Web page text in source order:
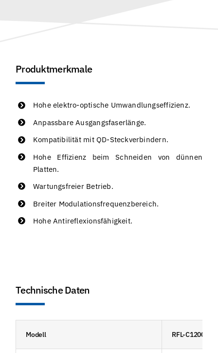
Produktmerkmale
Hohe elektro-optische Umwandlungseffizienz.
Anpassbare Ausgangsfaserlänge.
Kompatibilität mit QD-Steckverbindern.
Hohe Effizienz beim Schneiden von dünnen
Platten.
Wartungsfreier Betrieb.
Breiter Modulationsfrequenzbereich.
Hohe Antireflexionsfähigkeit.
Technische Daten
Modell RFL-C12000S-